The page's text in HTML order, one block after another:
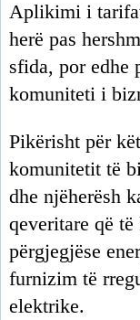
Aplikimi i
herë pas
sfida, por edhe
komuniteti i
Pikërisht për
komunitetit të
dhe njëherësh
qeveritare që
përgjegjëse
furnizim të
elektrike.